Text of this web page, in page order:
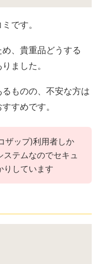
です。
、貴重品どうする
ました。
ものの、不安な方は
すめです。
ザップ)利用者しか
ステムなのでセキュ
りしています